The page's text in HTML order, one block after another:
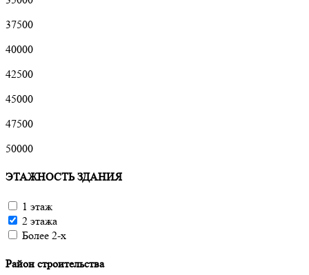
37500
40000
42500
45000
47500
50000
ЭТАЖНОСТЬ ЗДАНИЯ
1 этаж
2 этажа
Более 2-х
Район строительства